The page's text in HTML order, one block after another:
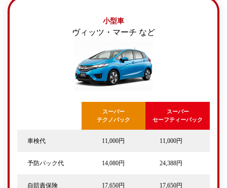
小型車
ヴィッツ・マーチ など
スーパー
テクノパック
スーパー
セーフティーパック
車検代 11,000円 11,000円
予防パック代 14,080円 24,388円
自賠責保険 17,650円 17,650円